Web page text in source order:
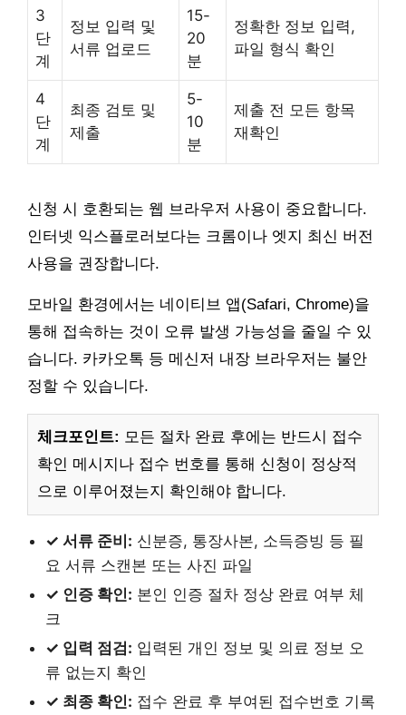
3
단
계
정보 입력 및
서류 업로드
15-
20
분
정확한 정보 입력,
파일 형식 확인
4
단
계
최종 검토 및
제출
5-
10
분
제출 전 모든 항목
재확인
신청 시 호환되는 웹 브라우저 사용이 중요합니다.
인터넷 익스플로러보다는 크롬이나 엣지 최신 버전
사용을 권장합니다.
모바일 환경에서는 네이티브 앱(Safari, Chrome)을
통해 접속하는 것이 오류 발생 가능성을 줄일 수 있
습니다. 카카오톡 등 메신저 내장 브라우저는 불안
정할 수 있습니다.
체크포인트: 모든 절차 완료 후에는 반드시 접수
확인 메시지나 접수 번호를 통해 신청이 정상적
으로 이루어졌는지 확인해야 합니다.
✓ 서류 준비: 신분증, 통장사본, 소득증빙 등 필
요 서류 스캔본 또는 사진 파일
✓ 인증 확인: 본인 인증 절차 정상 완료 여부 체
크
✓ 입력 점검: 입력된 개인 정보 및 의료 정보 오
류 없는지 확인
✓ 최종 확인: 접수 완료 후 부여된 접수번호 기록